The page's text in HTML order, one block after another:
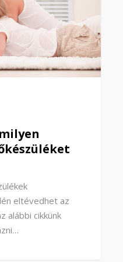
eltévedhet az
alábbi cikkünk